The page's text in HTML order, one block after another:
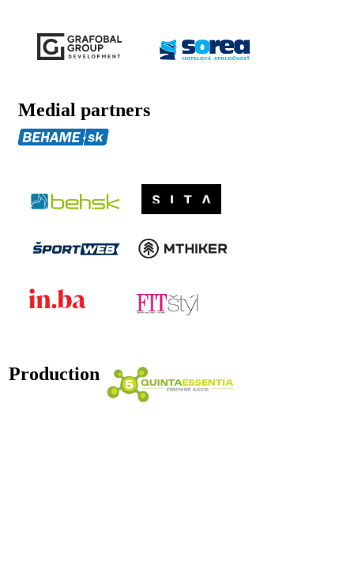
Medial partners
Production